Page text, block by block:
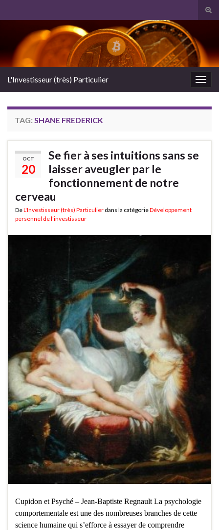
Search for:
L'Investisseur (très) Particulier
TAG: SHANE FREDERICK
OCT
20
Se fier à ses intuitions sans se
laisser aveugler par le
fonctionnement de notre
cerveau
DeL'Investisseur (très) Particulier dans la catégorieDéveloppement
personnel de l'investisseur
Cupidon et Psyché – Jean-Baptiste Regnault La psychologie
comportementale est une des nombreuses branches de cette
science humaine qui s’efforce à essayer de comprendre